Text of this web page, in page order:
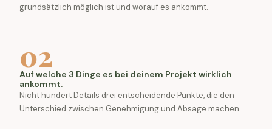
grundsätzlich möglich ist und worauf es ankommt.
02
Auf welche 3 Dinge es bei deinem Projekt wirklich
ankommt.
Nicht hundert Details drei entscheidende Punkte, die den
Unterschied zwischen Genehmigung und Absage machen.